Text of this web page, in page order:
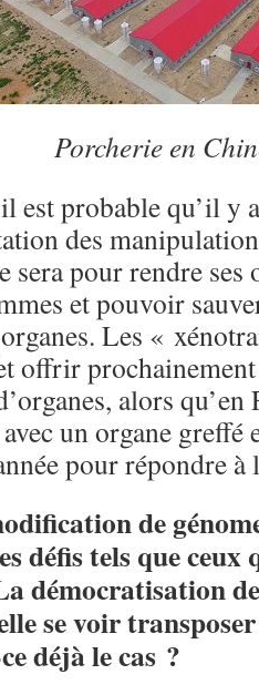
Porcherie en
probable qu’il y
des
sera pour rendre ses
et pouvoir
Les «
offrir
alors
un organe
pour répondre à
de
défis tels que ceux
démocratisation
se voir
déjà le cas ?